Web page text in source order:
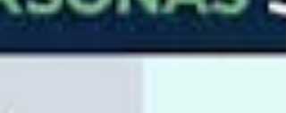
convertir el cambio en una ventaja
sostenible.